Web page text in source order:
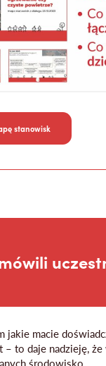
stanowisk
jakie macie
– to daje nadzieję,
środowisko